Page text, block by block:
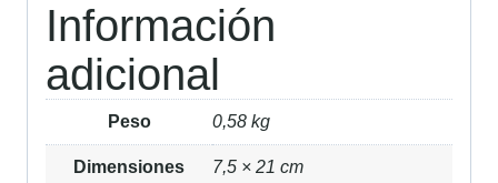
Información
adicional
Peso 0,58 kg
Dimensiones 7,5 × 21 cm